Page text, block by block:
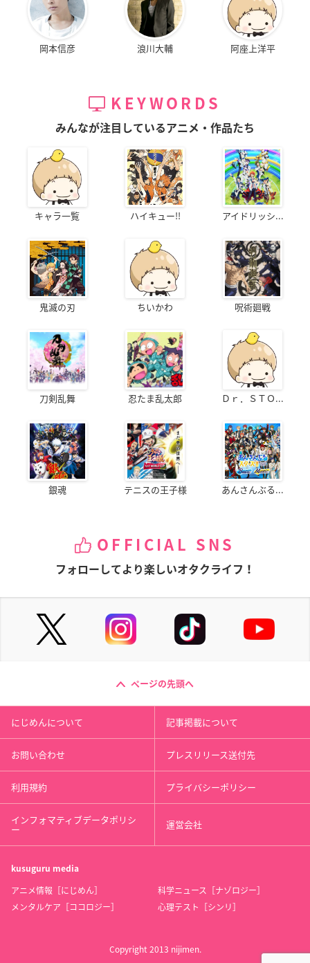
岡本信彦 浪川大輔 阿座上洋平
KEYWORDS
みんなが注目しているアニメ・作品たち
キャラ一覧 ハイキュー!! アイドリッシ...
鬼滅の刃 ちいかわ 呪術廻戦
刀剣乱舞 忍たま乱太郎 Ｄｒ．ＳＴＯ...
銀魂 テニスの王子様 あんさんぶる...
OFFICIAL SNS
フォローしてより楽しいオタクライフ！
ページの先頭へ
にじめんについて 記事掲載について
お問い合わせ プレスリリース送付先
利用規約 プライバシーポリシー
インフォマティブデータポリシ
ー 運営会社
kusuguru media
アニメ情報［にじめん］
科学ニュース［ナゾロジー］
メンタルケア［ココロジー］
心理テスト［シンリ］
Copyright 2013 nijimen.